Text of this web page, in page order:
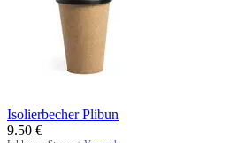
Isolierbecher Plibun
9.50 €